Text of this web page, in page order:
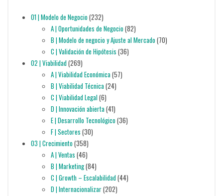
01 | Modelo de Negocio(232)
A | Oportunidades de Negocio(82)
B | Modelo de negocio y Ajuste al Mercado(70)
C | Validación de Hipótesis (36)
02 | Viabilidad(269)
A | Viabilidad Económica(57)
B | Viabilidad Técnica(24)
C | Viabilidad Legal(6)
D | Innovación abierta(41)
E | Desarrollo Tecnológico(36)
F | Sectores (30)
03 | Crecimiento(358)
A | Ventas (46)
B | Marketing(84)
C | Growth – Escalabilidad(44)
D | Internacionalizar(202)